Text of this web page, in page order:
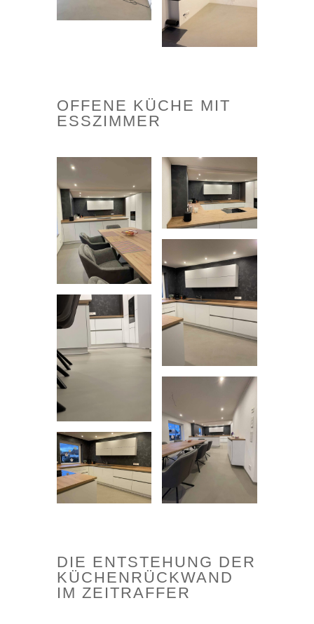
OFFENE KÜCHE MIT
ESSZIMMER
DIE ENTSTEHUNG DER
KÜCHENRÜCKWAND
IM ZEITRAFFER